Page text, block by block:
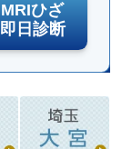
MRIひざ
即日診断